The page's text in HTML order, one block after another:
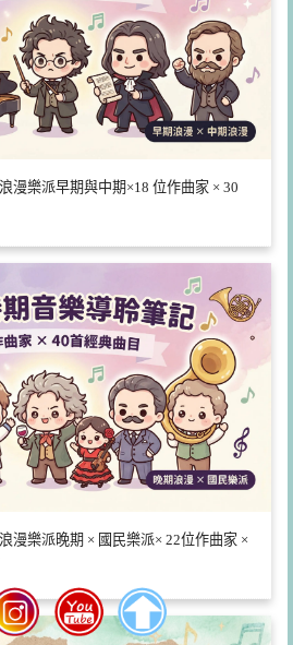
漫樂派早期與中期×18 位作曲家 × 30
漫樂派晚期 × 國民樂派× 22位作曲家 ×